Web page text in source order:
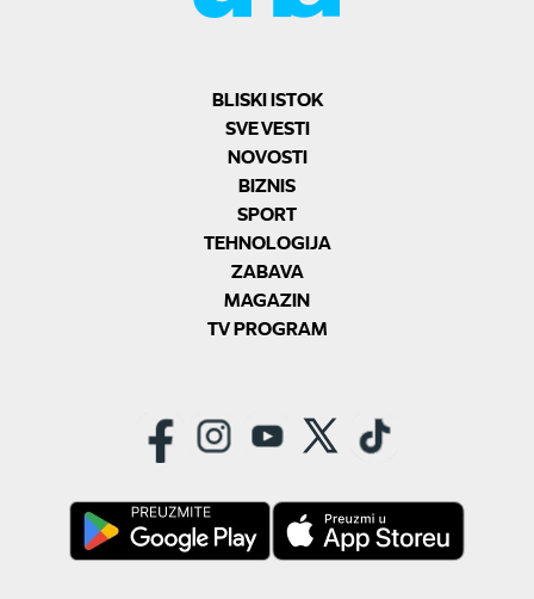
BLISKI ISTOK
SVE VESTI
NOVOSTI
BIZNIS
SPORT
TEHNOLOGIJA
ZABAVA
MAGAZIN
TV PROGRAM